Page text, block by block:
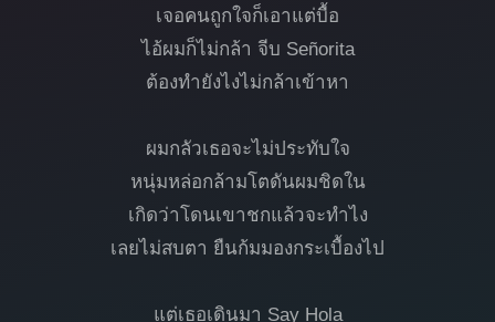
เจอคนถูกใจก็เอาแต่บื้อ
ไอ้ผมก็ไม่กล้า จีบ Señorita
ต้องทำยังไงไม่กล้าเข้าหา
ผมกลัวเธอจะไม่ประทับใจ
หนุ่มหล่อกล้ามโตดันผมชิดใน
เกิดว่าโดนเขาชกแล้วจะทำไง
เลยไม่สบตา ยืนก้มมองกระเบื้องไป
แต่เธอเดินมา Say Hola